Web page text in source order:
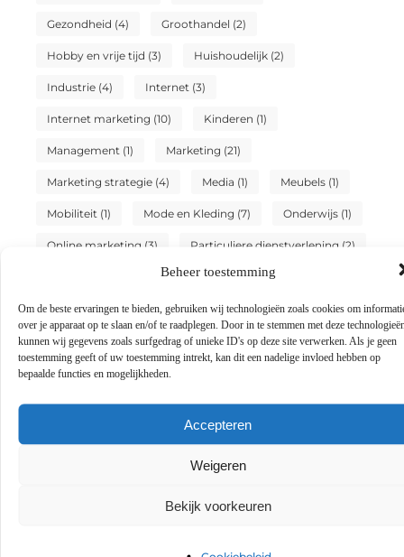
Beheer toestemming
Om de beste ervaringen te bieden, gebruiken wij technologieën zoals cookies om
over je apparaat op te slaan en/of te raadplegen. Door in te stemmen met deze
kunnen wij gegevens zoals surfgedrag of unieke ID's op deze site verwerken. Als je geen
toestemming geeft of uw toestemming intrekt, kan dit een nadelige invloed hebben op
bepaalde functies en mogelijkheden.
Accepteren
Weigeren
Bekijk voorkeuren
Gezondheid (4) Groothandel (2)
Hobby en vrije tijd (3) Huishoudelijk(2)
Industrie(4) Internet (3)
Internet marketing (10) Kinderen (1)
Management (1) Marketing (21)
Marketing strategie(4) Media (1) Meubels(1)
Mobiliteit (1) Mode en Kleding (7) Onderwijs(1)
Online marketing (3) Particuliere dienstverlening (2)
Testing(1) Tuin en buitenleven
Tweewielers(4) Vakantie (6)
Vervoer en transport(3) Winkelen(19)
Woning en Tuin(10)
Zakelijke dienstverlening(8)
(2)
Zoekmachine optimalisatie(1) Zorg